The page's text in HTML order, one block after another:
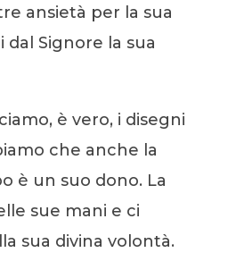
ansietà per la sua
Signore la sua
è vero, i disegni
che anche la
è un suo dono. La
sue mani e ci
sua divina volontà.